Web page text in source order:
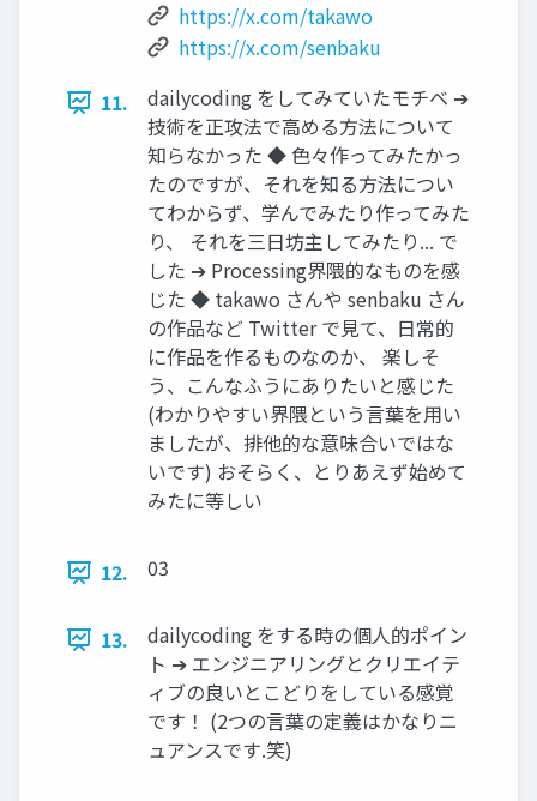
https://x.com/takawo
https://x.com/senbaku
11.
dailycoding をしてみていたモチベ ➔
技術を正攻法で高める方法について
知らなかった ◆ 色々作ってみたかっ
たのですが、それを知る方法につい
てわからず、学んでみたり作ってみた
り、 それを三日坊主してみたり... で
した ➔ Processing界隈的なものを感
じた ◆ takawo さんや senbaku さん
の作品など Twitter で見て、日常的
に作品を作るものなのか、 楽しそ
う、こんなふうにありたいと感じた
(わかりやすい界隈という言葉を用い
ましたが、排他的な意味合いではな
いです) おそらく、とりあえず始めて
みたに等しい
12. 03
13.
dailycoding をする時の個人的ポイン
ト ➔ エンジニアリングとクリエイテ
ィブの良いとこどりをしている感覚
です！ (2つの言葉の定義はかなりニ
ュアンスです.笑)